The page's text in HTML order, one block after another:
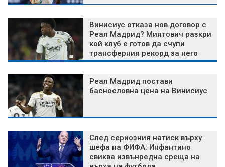
Винисиус отказа нов договор с
Реал Мадрид? Миятович разкри
кой клуб е готов да счупи
трансферния рекорд за него
Реал Мадрид постави
баснословна цена на Винисиус
След сериозния натиск върху
шефа на ФИФА: Инфантино
свиква извънредна среща на